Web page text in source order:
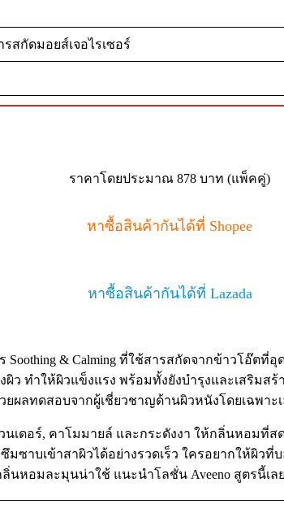
สกัดมอยส์เจอไรเซอร์
ราคาโดยประมาณ 878 บาท (แพ็คคู่)
หาซื้อสินค้ากันได้ที่ Shopee
หาซื้อสินค้ากันได้ที่ Lazada
& Calming ที่ใช้สารสกัดจากข้าวโอ๊ตที่อุ
ทำให้ผิวแข็งแรง พร้อมทั้งยังบำรุงและเสริมส
ผลทดสอบจากผู้เชี่ยวชาญด้านผิวหนังโดยเฉพาะ
เดอร์, คาโมมายล์ และกระดังงา ให้กลิ่นหอมที่
ซาบเข้าสาผิวได้อย่างรวดเร็ว ใครอยากให้ผิวที่
นหอมละมุนน่าใช้ แนะนำโลชั่น Aveeno สูตรนี้เล